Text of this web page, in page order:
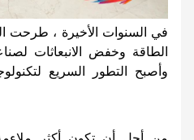
في السنوات الأخيرة ، طرحت
الطاقة وخفض الانبعاثات
وأصبح التطور السريع